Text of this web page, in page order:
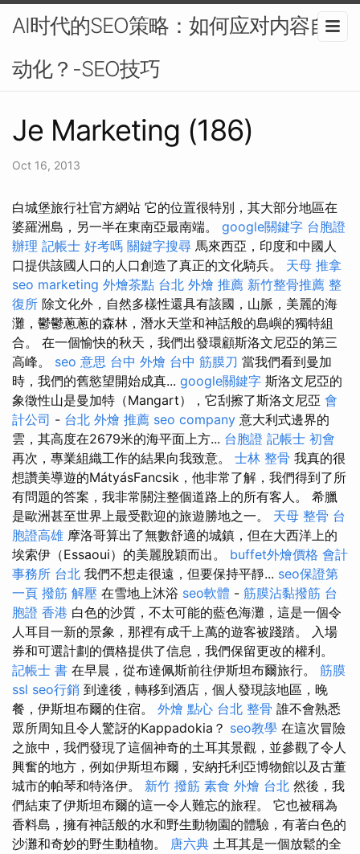
AI时代的SEO策略：如何应对内容自
动化？-SEO技巧
Je Marketing (186)
Oct 16, 2013
白城堡旅行社官方網站 它的位置很特別，其大部分地區在
婆羅洲島，另一半在東南亞最南端。 google關鍵字 台胞證
辦理 記帳士 好考嗎 關鍵字搜尋 馬來西亞，印度和中國人
口提供該國人口的人口創造了真正的文化騎兵。 天母 推拿
seo marketing 外燴茶點 台北 外燴 推薦 新竹整骨推薦 整
復所 除文化外，自然多樣性還具有該國，山脈，美麗的海
灘，鬱鬱蔥蔥的森林，潛水天堂和神話般的島嶼的獨特組
合。 在一個愉快的秋天，我們出發環顧斯洛文尼亞的第三
高峰。 seo 意思 台中 外燴 台中 筋膜刀 當我們看到曼加
時，我們的舊慾望開始成真... google關鍵字 斯洛文尼亞的
象徵性山是曼加特（Mangart），它刮擦了斯洛文尼亞 會
計公司 - 台北 外燴 推薦 seo company 意大利式邊界的
雲，其高度在2679米的海平面上方... 台胞證 記帳士 初會
再次，專業組織工作的結果向我致意。 士林 整骨 我真的很
想讚美導遊的MátyásFancsik，他非常了解，我們得到了所
有問題的答案，我非常關注整個道路上的所有客人。 希臘
是歐洲甚至世界上最受歡迎的旅遊勝地之一。 天母 整骨 台
胞證高雄 摩洛哥算出了無數舒適的城鎮，但在大西洋上的
埃索伊（Essaoui）的美麗脫穎而出。 buffet外燴價格 會計
事務所 台北 我們不想走很遠，但要保持平靜... seo保證第
一頁 撥筋 解壓 在雪地上沐浴 seo軟體 - 筋膜沾黏撥筋 台
胞證 香港 白色的沙質，不太可能的藍色海灘，這是一個令
人耳目一新的景象，那裡有成千上萬的遊客被踐踏。 入場
券和可選計劃的價格提供了信息，我們保留更改的權利。
記帳士 書 在早晨，從布達佩斯前往伊斯坦布爾旅行。 筋膜
ssl seo行銷 到達後，轉移到酒店，個人發現該地區，晚
餐，伊斯坦布爾的住宿。 外燴 點心 台北 整骨 誰不會熟悉
眾所周知且令人驚訝的Kappadokia？ seo教學 在這次冒險
之旅中，我們發現了這個神奇的土耳其景觀，並參觀了令人
興奮的地方，例如伊斯坦布爾，安納托利亞博物館以及古董
城市的帕琴和特洛伊。 新竹 撥筋 素食 外燴 台北 然後，我
們結束了伊斯坦布爾的這一令人難忘的旅程。 它也被稱為
香料島，擁有神話般的水和野生動物園的體驗，有著白色的
沙灘和奇妙的野生動植物。 唐六典 土耳其是一個放鬆的全